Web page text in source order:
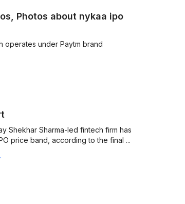
Photos about nykaa ipo
operates under Paytm brand
Shekhar Sharma-led fintech firm has
price band, according to the final ...